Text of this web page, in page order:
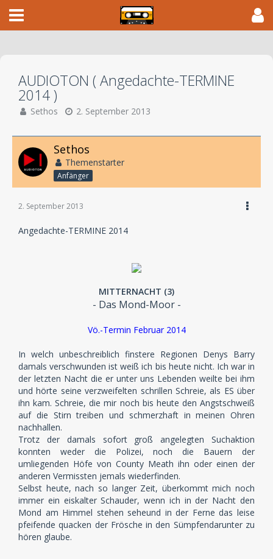
AUDIOTON ( Angedachte-TERMINE
2014 )
Sethos 2. September 2013
Sethos
Themenstarter
Anfänger
2. September 2013
Angedachte-TERMINE 2014
MITTERNACHT (3)
- Das Mond-Moor -
Vö.-Termin Februar 2014
In welch unbeschreiblich finstere Regionen Denys Barry
damals verschwunden ist weiß ich bis heute nicht. Ich war in
der letzten Nacht die er unter uns Lebenden weilte bei ihm
und hörte seine verzweifelten schrillen Schreie, als ES über
ihn kam. Schreie, die mir noch bis heute den Angstschweiß
auf die Stirn treiben und schmerzhaft in meinen Ohren
nachhallen.
Trotz der damals sofort groß angelegten Suchaktion
konnten weder die Polizei, noch die Bauern der
umliegenden Höfe von County Meath ihn oder einen der
anderen Vermissten jemals wiederfinden.
Selbst heute, nach so langer Zeit, überkommt mich noch
immer ein eiskalter Schauder, wenn ich in der Nacht den
Mond am Himmel stehen seheund in der Ferne das leise
pfeifende quacken der Frösche in den Sümpfendarunter zu
hören glaube.